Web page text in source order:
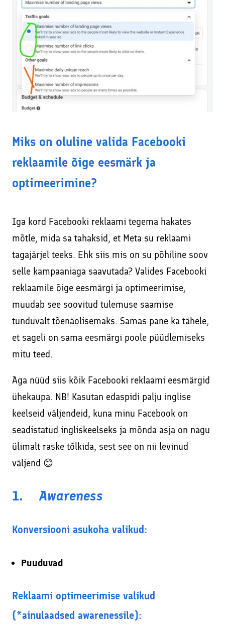
Miks on oluline valida Facebooki
reklaamile õige eesmärk ja
optimeerimine?
Iga kord Facebooki reklaami tegema hakates
mõtle, mida sa tahaksid, et Meta su reklaami
tagajärjel teeks. Ehk siis mis on su põhiline soov
selle kampaaniaga saavutada? Valides Facebooki
reklaamile õige eesmärgi ja optimeerimise,
muudab see soovitud tulemuse saamise
tunduvalt tõenäolisemaks. Samas pane ka tähele,
et sageli on sama eesmärgi poole püüdlemiseks
mitu teed.
Aga nüüd siis kõik Facebooki reklaami eesmärgid
ühekaupa. NB! Kasutan edaspidi palju inglise
keelseid väljendeid, kuna minu Facebook on
seadistatud ingliskeelseks ja mõnda asja on nagu
ülimalt raske tõlkida, sest see on nii levinud
väljend 😊
1.Awareness
Konversiooni asukoha valikud:
Puuduvad
Reklaami optimeerimise valikud
(*ainulaadsed awarenessile):